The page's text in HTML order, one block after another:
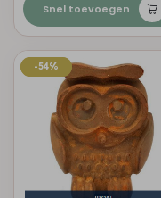
Snel toevoegen
-54%
-54%